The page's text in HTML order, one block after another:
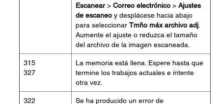
Escanear> Correo electrónico > Ajustes
de escaneo y desplácese hacia abajo
para seleccionar Tmño máx archivo adj
Aumente el ajuste o reduzca el tamaño
del archivo de la imagen escaneada.
315
327
La memoria está llena. Espere hasta que
termine los trabajos actuales e intente
otra vez.
322
Se ha producido un error de